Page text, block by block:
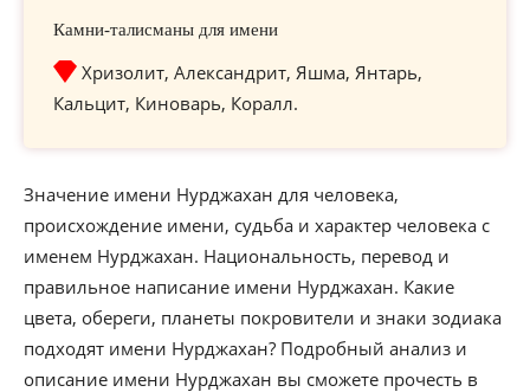
Камни-талисманы для имени
Хризолит, Александрит, Яшма, Янтарь,
Кальцит, Киноварь, Коралл.
Значение имени Нурджахан для человека,
происхождение имени, судьба и характер человека с
именем Нурджахан. Национальность, перевод и
правильное написание имени Нурджахан. Какие
цвета, обереги, планеты покровители и знаки зодиака
подходят имени Нурджахан? Подробный анализ и
описание имени Нурджахан вы сможете прочесть в